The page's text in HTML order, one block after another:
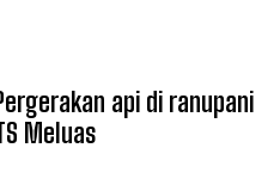
api di ranupani
Meluas